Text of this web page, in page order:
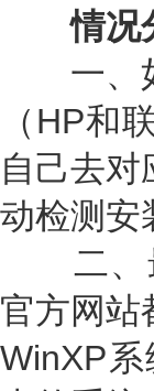
情况
一、如
（HP和
自己去
动检测安
二、最
官方网站
WinXP